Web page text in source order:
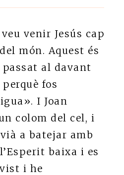
venir Jesús cap
món. Aquest és
passat al davant
fos
I Joan
colom del cel, i
a batejar amb
baixa i es
i he